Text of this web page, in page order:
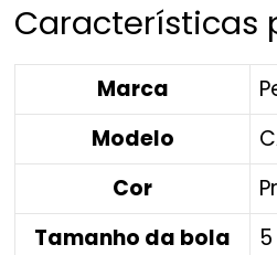
Características
Marca
Modelo
Cor
Tamanho da bola
5